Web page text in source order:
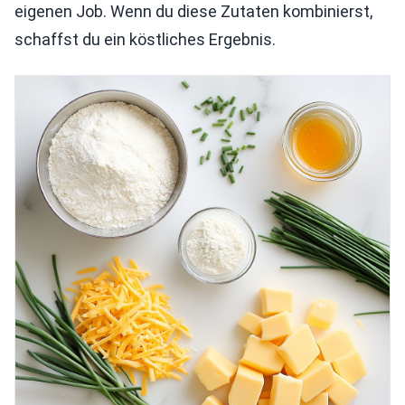
eigenen Job. Wenn du diese Zutaten kombinierst,
schaffst du ein köstliches Ergebnis.